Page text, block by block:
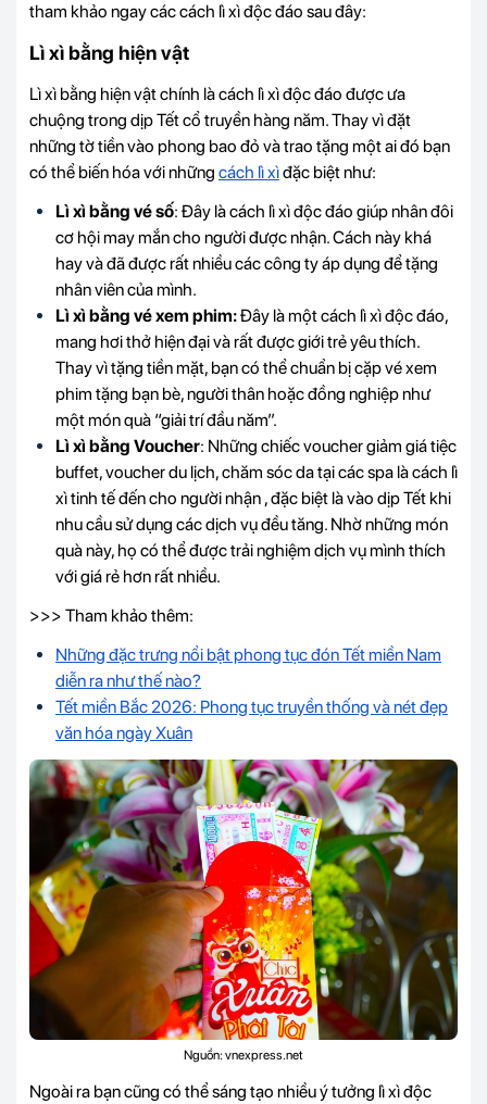
tham khảo ngay các cách lì xì độc đáo sau đây:
Lì xì bằng hiện vật
Lì xì bằng hiện vật chính là cách lì xì độc đáo được ưa
chuộng trong dịp Tết cổ truyền hàng năm. Thay vì đặt
những tờ tiền vào phong bao đỏ và trao tặng một ai đó bạn
có thể biến hóa với những cách lì xìđặc biệt như:
Lì xì bằng vé số: Đây là cách lì xì độc đáo giúp nhân đôi
cơ hội may mắn cho người được nhận. Cách này khá
hay và đã được rất nhiều các công ty áp dụng để tặng
nhân viên của mình.
Lì xì bằng vé xem phim:Đây là một cách lì xì độc đáo,
mang hơi thở hiện đại và rất được giới trẻ yêu thích.
Thay vì tặng tiền mặt, bạn có thể chuẩn bị cặp vé xem
phim tặng bạn bè, người thân hoặc đồng nghiệp như
một món quà “giải trí đầu năm”.
Lì xì bằng Voucher: Những chiếc voucher giảm giá tiệc
buffet, voucher du lịch, chăm sóc da tại các spa là cách lì
xì tinh tế đến cho người nhận , đặc biệt là vào dịp Tết khi
nhu cầu sử dụng các dịch vụ đều tăng. Nhờ những món
quà này, họ có thể được trải nghiệm dịch vụ mình thích
với giá rẻ hơn rất nhiều.
>>> Tham khảo thêm:
Những đặc trưng nổi bật phong tục đón Tết miền Nam
diễn ra như thế nào?
Tết miền Bắc 2026: Phong tục truyền thống và nét đẹp
văn hóa ngày Xuân
Nguồn: vnexpress.net
Ngoài ra bạn cũng có thể sáng tạo nhiều ý tưởng lì xì độc